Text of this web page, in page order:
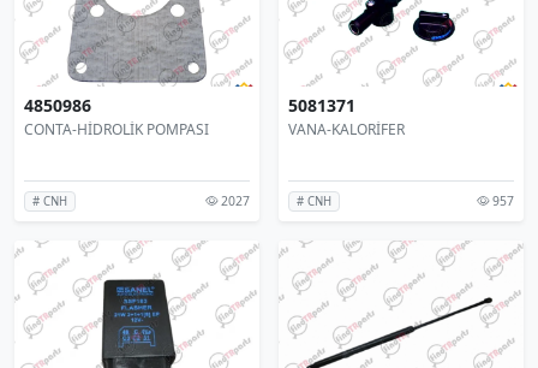
4850986
CONTA-HİDROLİK POMPASI
# CNH 2027
5081371
VANA-KALORİFER
# CNH 957